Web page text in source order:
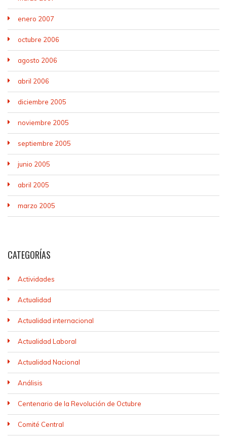
enero 2007
octubre 2006
agosto 2006
abril 2006
diciembre 2005
noviembre 2005
septiembre 2005
junio 2005
abril 2005
marzo 2005
CATEGORÍAS
Actividades
Actualidad
Actualidad internacional
Actualidad Laboral
Actualidad Nacional
Análisis
Centenario de la Revolución de Octubre
Comité Central